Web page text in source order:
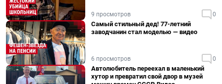
9 просмотров 0
Самый стильный дед! 77-летний
заводчанин стал моделью — видео
6 просмотров 0
Автолюбитель переехал в маленький
хутор и превратил свой двор в музей